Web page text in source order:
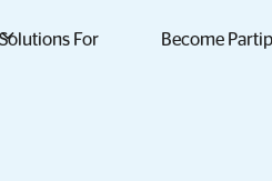
Solutions For Become